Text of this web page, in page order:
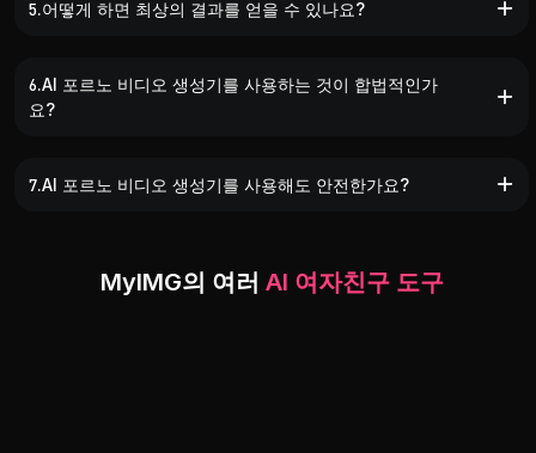
5.어떻게 하면 최상의 결과를 얻을 수 있나요?
6.AI 포르노 비디오 생성기를 사용하는 것이 합법적인가
요?
7.AI 포르노 비디오 생성기를 사용해도 안전한가요?
MyIMG의 여러 AI 여자친구 도구